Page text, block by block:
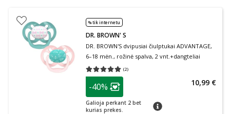
% tik internetu
DR. BROWN' S
DR. BROWN'S dvipusiai čiulptukai ADVANTAGE,
6–18 mėn., rožinė spalva, 2 vnt.+dangteliai
(2)
Vidutinis įvertinimas 5.00
patarimas
Lojalumo klubo narių nuolaida
-40%
Galioja perkant 2 bet
kurias prekes.
patarimas
10,99 €